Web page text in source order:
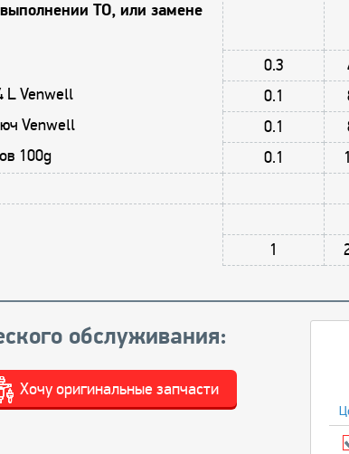
ТО, или замене
0.3
L Venwell
0.1
Venwell
0.1
100g
0.1
1
обслуживания:
Хочу оригинальные запчасти